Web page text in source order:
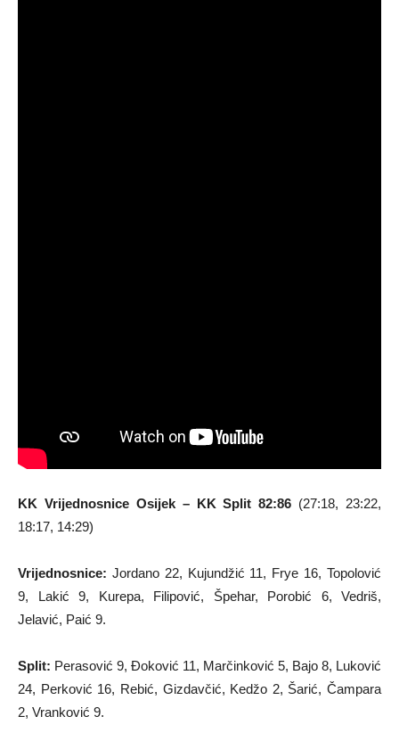
KK Vrijednosnice Osijek – KK Split 82:86 (27:18, 23:22,
18:17, 14:29)
Vrijednosnice: Jordano 22, Kujundžić 11, Frye 16, Topolović
9, Lakić 9, Kurepa, Filipović, Špehar, Porobić 6, Vedriš,
Jelavić, Paić 9.
Split: Perasović 9, Đoković 11, Marčinković 5, Bajo 8, Luković
24, Perković 16, Rebić, Gizdavčić, Kedžo 2, Šarić, Čampara
2, Vranković 9.